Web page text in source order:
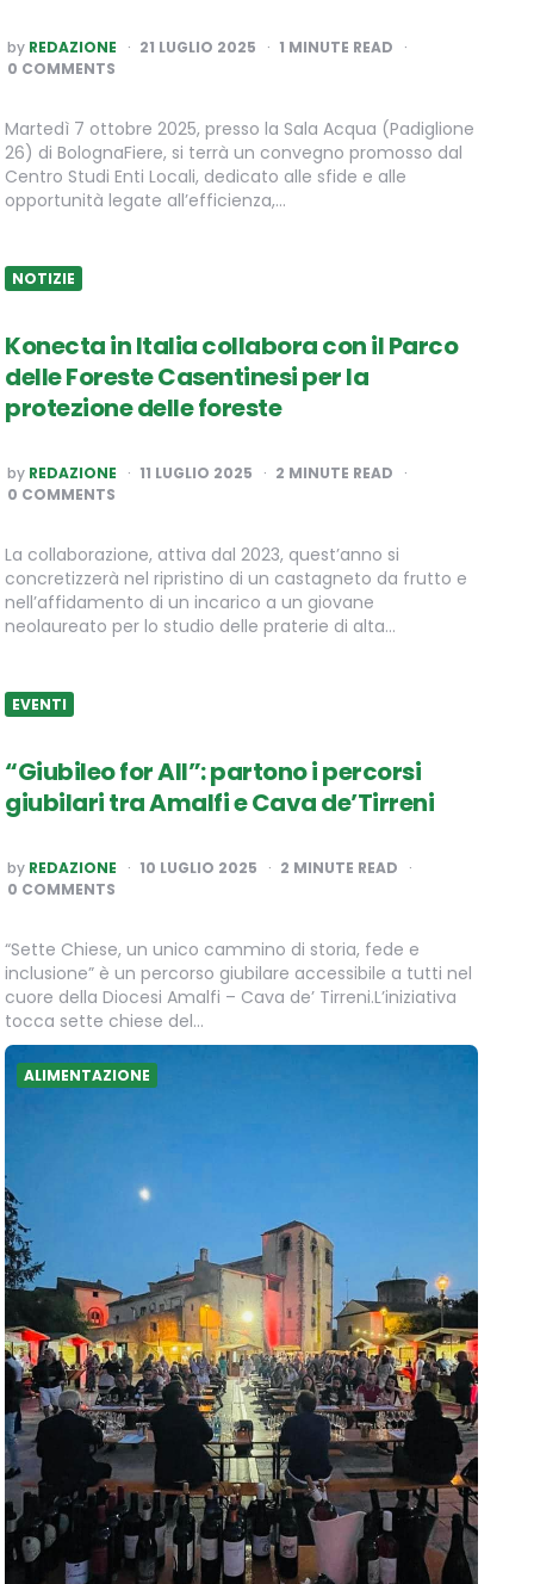
POSTED
BY
by REDAZIONE 21 LUGLIO 2025 1 MINUTE READ
0 COMMENTS
Martedì 7 ottobre 2025, presso la Sala Acqua (Padiglione
26) di BolognaFiere, si terrà un convegno promosso dal
Centro Studi Enti Locali, dedicato alle sfide e alle
opportunità legate all’efficienza,…
NOTIZIE
Konecta in Italia collabora con il Parco
delle Foreste Casentinesi per la
protezione delle foreste
POSTED
BY
by REDAZIONE 11 LUGLIO 2025 2 MINUTE READ
0 COMMENTS
La collaborazione, attiva dal 2023, quest’anno si
concretizzerà nel ripristino di un castagneto da frutto e
nell’affidamento di un incarico a un giovane
neolaureato per lo studio delle praterie di alta…
EVENTI
“Giubileo for All”: partono i percorsi
giubilari tra Amalfi e Cava de’Tirreni
POSTED
BY
by REDAZIONE 10 LUGLIO 2025 2 MINUTE READ
0 COMMENTS
“Sette Chiese, un unico cammino di storia, fede e
inclusione” è un percorso giubilare accessibile a tutti nel
cuore della Diocesi Amalfi – Cava de’ Tirreni.L’iniziativa
tocca sette chiese del…
ALIMENTAZIONE